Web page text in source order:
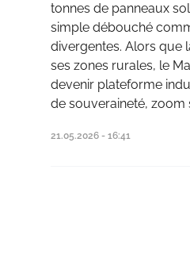
tonnes de panneaux
simple débouché
divergentes. Alors que
ses zones rurales, le
devenir plateforme
de souveraineté, zoom
21.05.2026 - 16:41